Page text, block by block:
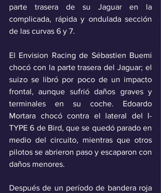
parte trasera de su Jaguar en la
complicada, rápida y ondulada sección
de las curvas 6 y 7.
El Envision Racing de Sébastien Buemi
chocó con la parte trasera del Jaguar; el
suizo se libró por poco de un impacto
frontal, aunque sufrió daños graves y
terminales en su coche. Edoardo
Mortara chocó contra el lateral del I-
TYPE 6 de Bird, que se quedó parado en
medio del circuito, mientras que otros
pilotos se abrieron paso y escaparon con
daños menores.
Después de un período de bandera roja